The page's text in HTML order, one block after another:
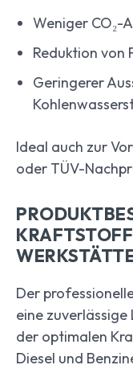
Weniger CO₂-
Reduktion von
Geringerer
Ideal auch zur
oder TÜV-
Der
eine
der optimalen
Diesel und